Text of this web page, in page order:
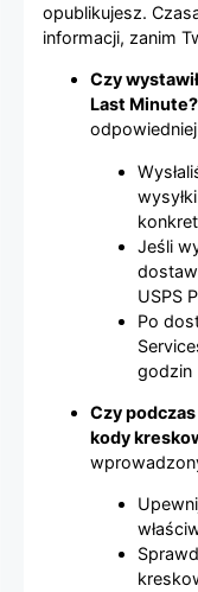
opublikujesz.
informacji, zanim
Czy
Last Minute?
Jeśli
USPS
Po
godzin
Czy
kody